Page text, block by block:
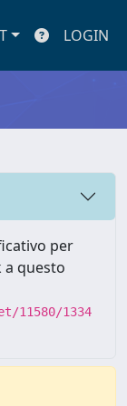
LOGIN
per
a questo
11580/1334